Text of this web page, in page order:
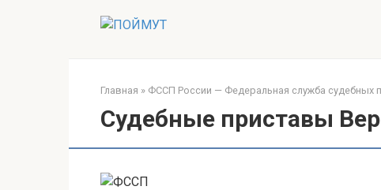
Главная » ФССП России — Федеральная служба судебных
Судебные приставы